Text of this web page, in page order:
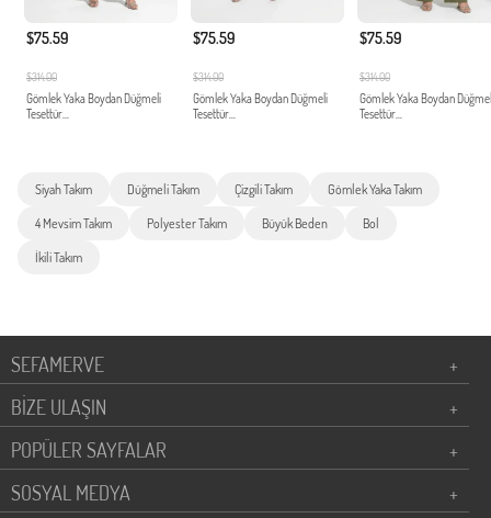
$75.59
$314.00
Gömlek Yaka Boydan Düğmeli
Tesettür...
$75.59
$314.00
Gömlek Yaka Boydan Düğmeli
Tesettür...
$75.59
$314.00
Gömlek Yaka Boydan
Tesettür...
Siyah Takım Düğmeli Takım Çizgili Takım Gömlek Yaka Takım
4 Mevsim Takım Polyester Takım Büyük Beden Bol
İkili Takım
SEFAMERVE
+
BİZE ULAŞIN
+
POPÜLER SAYFALAR
+
SOSYAL MEDYA
+